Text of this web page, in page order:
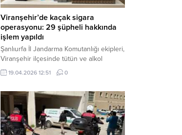
Viranşehir’de kaçak sigara
operasyonu: 29 şüpheli hakkında
işlem yapıldı
Şanlıurfa İl Jandarma Komutanlığı ekipleri,
Viranşehir ilçesinde tütün ve alkol
kaçakçılığına yönelik yürüttüğü kapsamlı
çalışmalar neticesinde binlerce paket
Operasyon kapsamında çok sayıda şahıs
hakkında adli süreç başlatıldı. Haber
Merkezi – Şanlıurfa Valiliği bünyesinde İl
Jandarma Komutanlığı tarafından
19.04.2026 12:51 0